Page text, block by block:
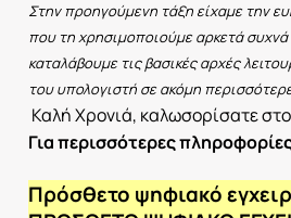
Στην προηγούμενη τάξη είχαμε την
που τη χρησιμοποιούμε αρκετά
καταλάβουμε τις βασικές αρχές
του υπολογιστή σε ακόμη
Καλή Χρονιά, καλωσορίσατε
Για περισσότερες
Πρόσθετο ψηφιακό